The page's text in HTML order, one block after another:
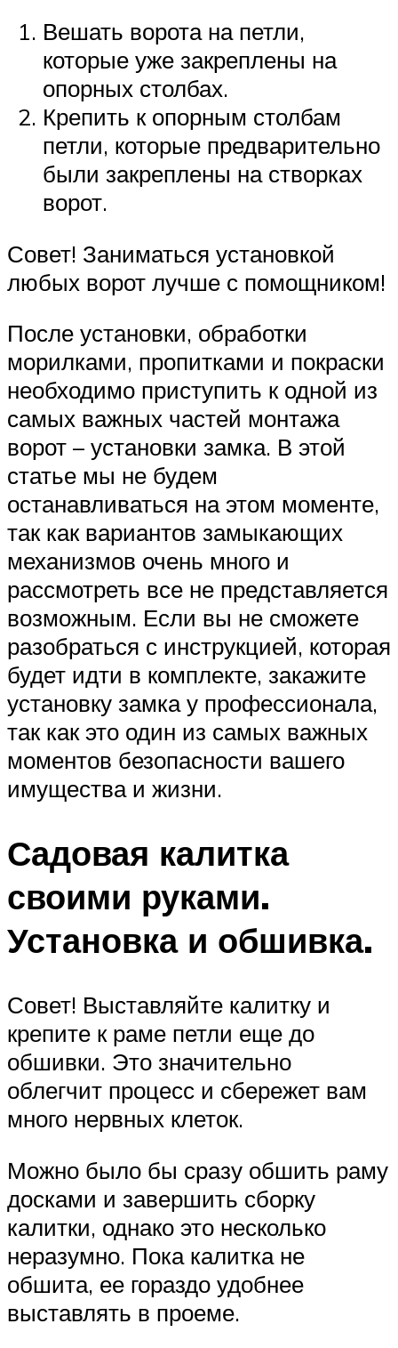
Вешать ворота на петли,
которые уже закреплены на
опорных столбах.
Крепить к опорным столбам
петли, которые предварительно
были закреплены на створках
ворот.
Совет! Заниматься установкой
любых ворот лучше с помощником!
После установки, обработки
морилками, пропитками и покраски
необходимо приступить к одной из
самых важных частей монтажа
ворот – установки замка. В этой
статье мы не будем
останавливаться на этом моменте,
так как вариантов замыкающих
механизмов очень много и
рассмотреть все не представляется
возможным. Если вы не сможете
разобраться с инструкцией, которая
будет идти в комплекте, закажите
установку замка у профессионала,
так как это один из самых важных
моментов безопасности вашего
имущества и жизни.
Садовая калитка
своими руками.
Установка и обшивка.
Совет! Выставляйте калитку и
крепите к раме петли еще до
обшивки. Это значительно
облегчит процесс и сбережет вам
много нервных клеток.
Можно было бы сразу обшить раму
досками и завершить сборку
калитки, однако это несколько
неразумно. Пока калитка не
обшита, ее гораздо удобнее
выставлять в проеме.